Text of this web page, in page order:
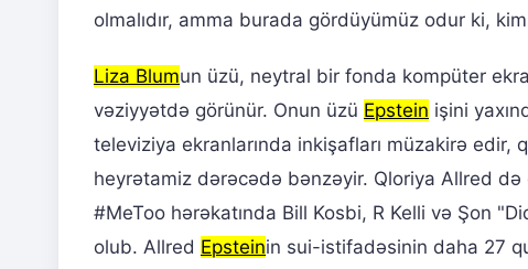
olmalıdır, amma burada gördüyümüz odur ki,
Liza Blumun üzü, neytral bir fonda kompüter
vəziyyətdə görünür. Onun üzü Epstein işini
televiziya ekranlarında inkişafları müzakirə edir,
heyrətamiz dərəcədə bənzəyir. Qloriya Allred
#MeToo hərəkatında Bill Kosbi, R Kelli və Şon
olub. Allred Epsteinin sui-istifadəsinin daha 27